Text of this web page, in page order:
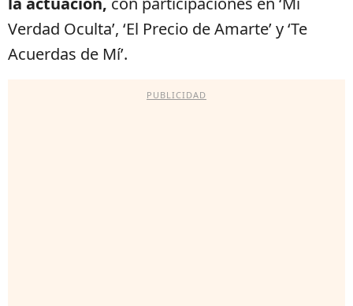
Verdad Oculta’, ‘El Precio de Amarte’ y ‘Te
Acuerdas de Mí’.
PUBLICIDAD